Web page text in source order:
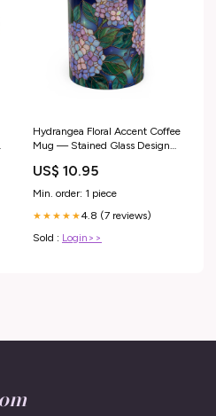
Hydrangea Floral Accent Coffee
Mug — Stained Glass Design
decor
US$ 10.95
Min. order: 1 piece
★★★★★4.8 (7 reviews)
Sold : Login>>